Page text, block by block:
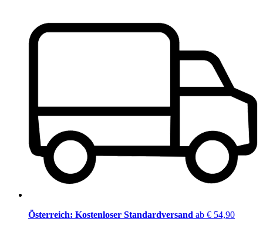
Österreich: Kostenloser Standardversand ab € 54,90